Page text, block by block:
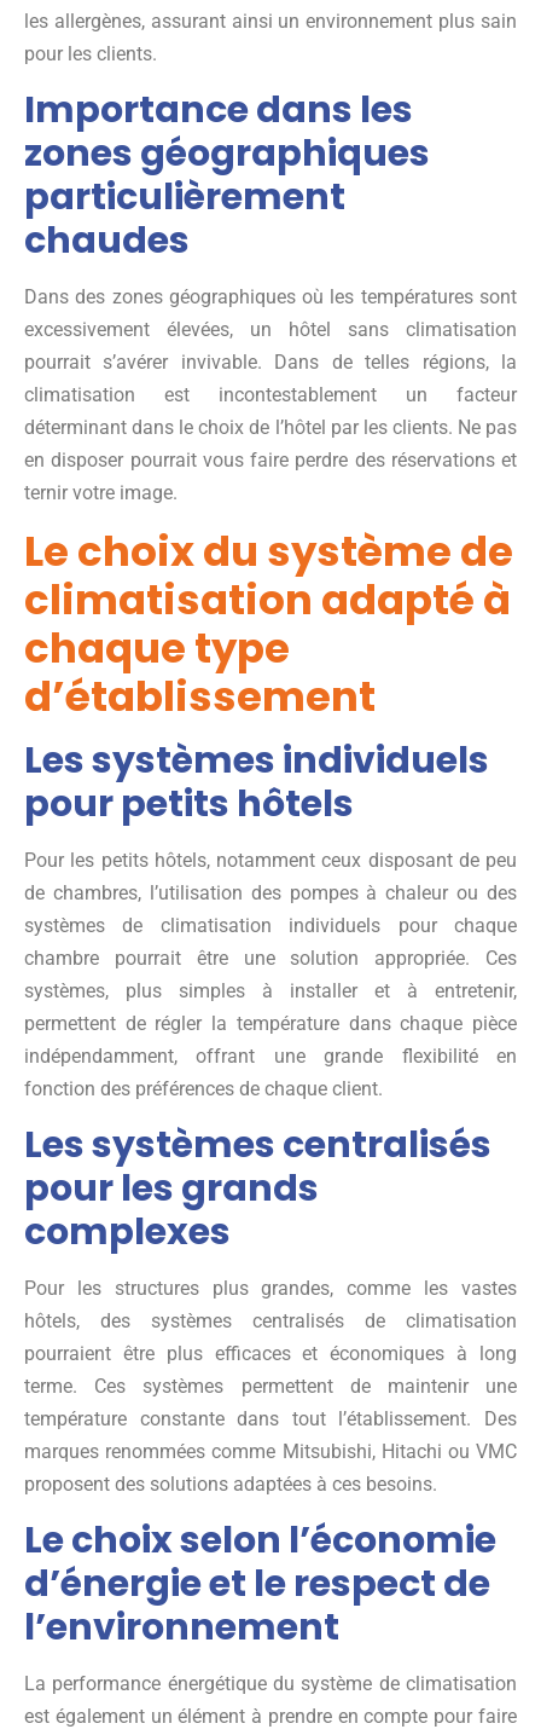
les allergènes, assurant ainsi un environnement plus sain
pour les clients.
Importance dans les
zones géographiques
particulièrement
chaudes
Dans des zones géographiques où les températures sont
excessivement élevées, un hôtel sans climatisation
pourrait s’avérer invivable. Dans de telles régions, la
climatisation est incontestablement un facteur
déterminant dans le choix de l’hôtel par les clients. Ne pas
en disposer pourrait vous faire perdre des réservations et
ternir votre image.
Le choix du système de
climatisation adapté à
chaque type
d’établissement
Les systèmes individuels
pour petits hôtels
Pour les petits hôtels, notamment ceux disposant de peu
de chambres, l’utilisation des pompes à chaleur ou des
systèmes de climatisation individuels pour chaque
chambre pourrait être une solution appropriée. Ces
systèmes, plus simples à installer et à entretenir,
permettent de régler la température dans chaque pièce
indépendamment, offrant une grande flexibilité en
fonction des préférences de chaque client.
Les systèmes centralisés
pour les grands
complexes
Pour les structures plus grandes, comme les vastes
hôtels, des systèmes centralisés de climatisation
pourraient être plus efficaces et économiques à long
terme. Ces systèmes permettent de maintenir une
température constante dans tout l’établissement. Des
marques renommées comme Mitsubishi, Hitachi ou VMC
proposent des solutions adaptées à ces besoins.
Le choix selon l’économie
d’énergie et le respect de
l’environnement
La performance énergétique du système de climatisation
est également un élément à prendre en compte pour faire